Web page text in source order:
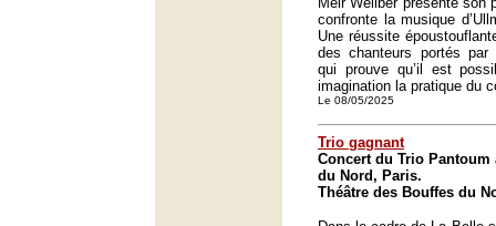
confronte la musique
Une réussite
des chanteurs portés par
qui prouve qu’il est
imagination la pratique du
Le 08/05/2025
Trio gagnant
Concert du Trio Pantoum
du Nord, Paris.
Théâtre des Bouffes du